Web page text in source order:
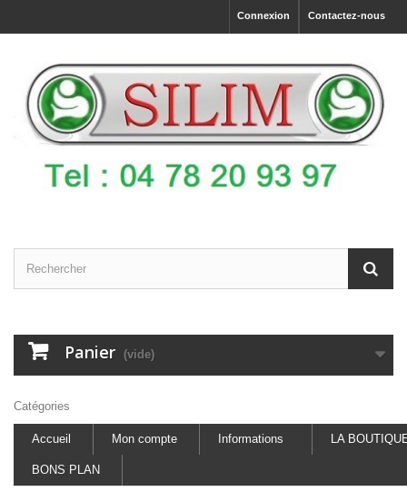
Contactez-nous
Connexion
Panier (vide)
Catégories
Accueil Mon compte Informations LA
BONS PLAN